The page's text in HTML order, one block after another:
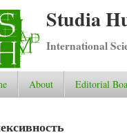
Studia
International
About Editorial
here